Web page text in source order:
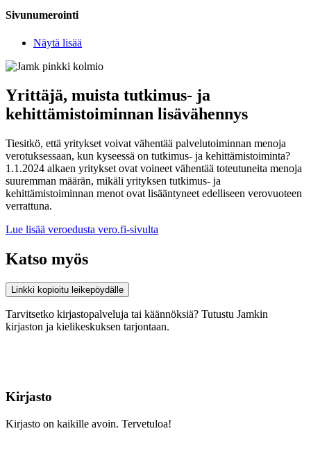
Sivunumerointi
Näytä lisää
Yrittäjä, muista tutkimus- ja
kehittämistoiminnan lisävähennys
Tiesitkö, että yritykset voivat vähentää palvelutoiminnan menoja
verotuksessaan, kun kyseessä on tutkimus- ja kehittämistoiminta?
1.1.2024 alkaen yritykset ovat voineet vähentää toteutuneita menoja
suuremman määrän, mikäli yrityksen tutkimus- ja
kehittämistoiminnan menot ovat lisääntyneet edelliseen verovuoteen
verrattuna.
Lue lisää veroedusta vero.fi-sivulta
Katso myös
Linkki kopioitu leikepöydälle
Tarvitsetko kirjastopalveluja tai käännöksiä? Tutustu Jamkin
kirjaston ja kielikeskuksen tarjontaan.
Kirjasto
Kirjasto on kaikille avoin. Tervetuloa!